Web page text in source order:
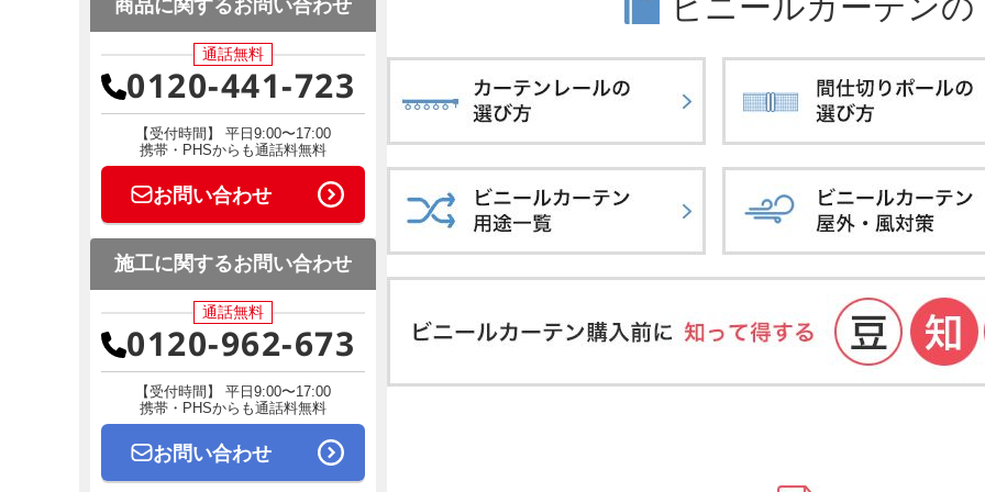
商品に関するお問い合わせ
通話無料
0120-441-723
【受付時間】 平日9:00〜17:00
携帯・PHSからも通話料無料
お問い合わせ
施工に関するお問い合わせ
通話無料
0120-962-673
【受付時間】 平日9:00〜17:00
携帯・PHSからも通話料無料
お問い合わせ